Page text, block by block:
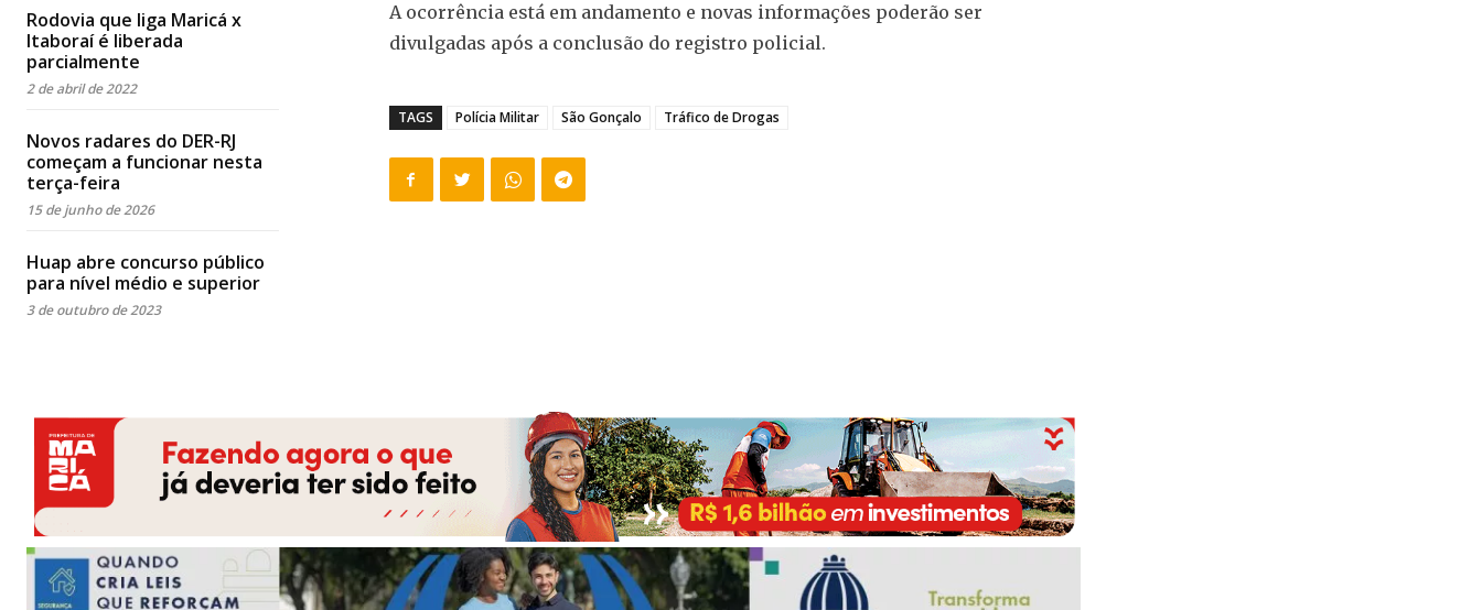
Rodovia que liga Maricá x
Itaboraí é liberada
parcialmente
2 de abril de 2022
Novos radares do DER-RJ
começam a funcionar nesta
terça-feira
15 de junho de 2026
Huap abre concurso público
para nível médio e superior
3 de outubro de 2023
A ocorrência está em andamento e novas informações poderão ser
divulgadas após a conclusão do registro policial.
TAGS Polícia Militar São Gonçalo Tráfico de Drogas